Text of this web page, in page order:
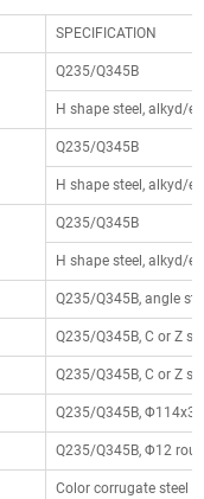
SPECIFICATION
Q235/Q345B
H shape steel, alkyd/
Q235/Q345B
H shape steel, alkyd/
Q235/Q345B
H shape steel, alkyd/
Q235/Q345B, angle
Q235/Q345B, C or Z
Q235/Q345B, C or Z
Q235/Q345B, Φ114x3
Q235/Q345B, Φ12
Color corrugate steel